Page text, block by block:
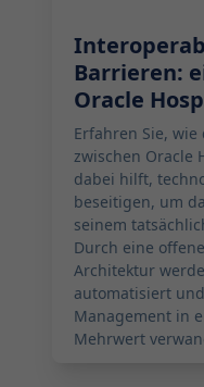
Barrieren:
Oracle
Erfahren Sie,
zwischen Oracle
dabei hilft,
beseitigen, um
seinem
Durch eine
Architektur
automatisiert
Management in
Mehrwert